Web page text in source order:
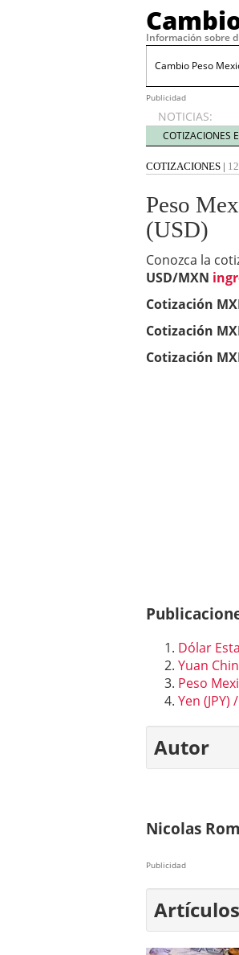
Información sobre
Cambio Peso
Publicidad
NOTICIAS:
COTIZACIONES
COTIZACIONES |
Peso
(USD)
Conozca la
USD/MXN
Cotización
Cotización
Cotización
Dólar
Yuan
Peso
Yen
Autor
Nicolas
Publicidad